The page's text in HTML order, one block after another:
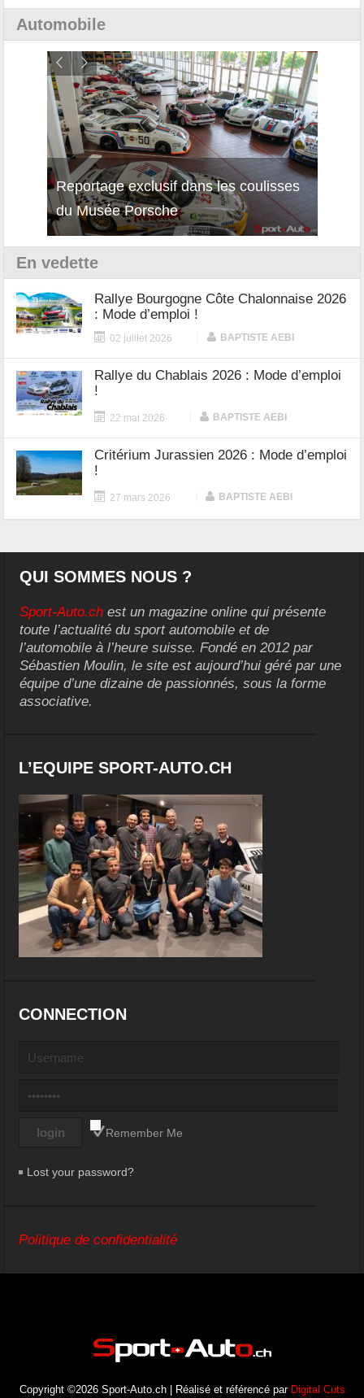
Automobile
Reportage exclusif dans les coulisses
du Musée Porsche
Découverte de la nouvelle Ferrari
12Cilindri Manuale
En vedette
Rallye Bourgogne Côte Chalonnaise 2026
: Mode d’emploi !
02 juillet 2026 BAPTISTE AEBI
Rallye du Chablais 2026 : Mode d’emploi
!
22 mai 2026 BAPTISTE AEBI
Critérium Jurassien 2026 : Mode d’emploi
!
27 mars 2026 BAPTISTE AEBI
QUI SOMMES NOUS ?
Sport-Auto.ch est un magazine online qui présente
toute l’actualité du sport automobile et de
l’automobile à l’heure suisse. Fondé en 2012 par
Sébastien Moulin, le site est aujourd’hui géré par une
équipe d’une dizaine de passionnés, sous la forme
associative.
L’EQUIPE SPORT-AUTO.CH
CONNECTION
Remember Me
Lost your password?
Politique de confidentialité
Copyright ©2026 Sport-Auto.ch | Réalisé et référencé par Digital Cuts